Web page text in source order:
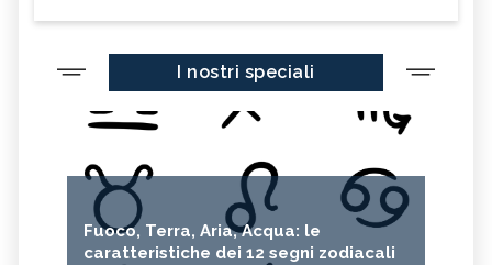
I nostri speciali
Fuoco, Terra, Aria, Acqua: le
caratteristiche dei 12 segni zodiacali